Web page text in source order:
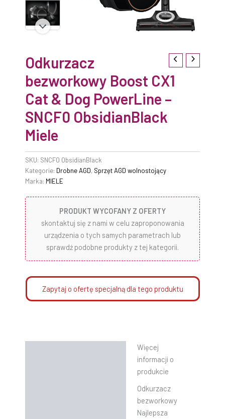
Odkurzacz
bezworkowy Boost CX1
Cat & Dog PowerLine –
SNCF0 ObsidianBlack
Miele
SKU: SNCF0 ObsidianBlack
Kategorie: Drobne AGD, Sprzęt AGD wolnostojący
Marka: MIELE
PRODUKT WYCOFANY Z OFERTY
skontaktuj się z nami w celu zaproponowania
urządzenia o tych samych parametrach lub
sprawdź podobne produkty z tej kategorii.
Zapytaj o ofertę specjalną dla tego produktu
Więcej
informacji o
produkcie
Odkurzacz
bezworkowy
Najlepsza